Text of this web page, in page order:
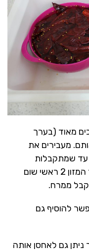
מאוד (בערך
מעבירים את
עד שמתקבלות
חתיכות דקות מאוד, מוסיפים למעבד המזון 2 ראשי שום
ממרח.
להוסיף גם
גם לאחסן אותה